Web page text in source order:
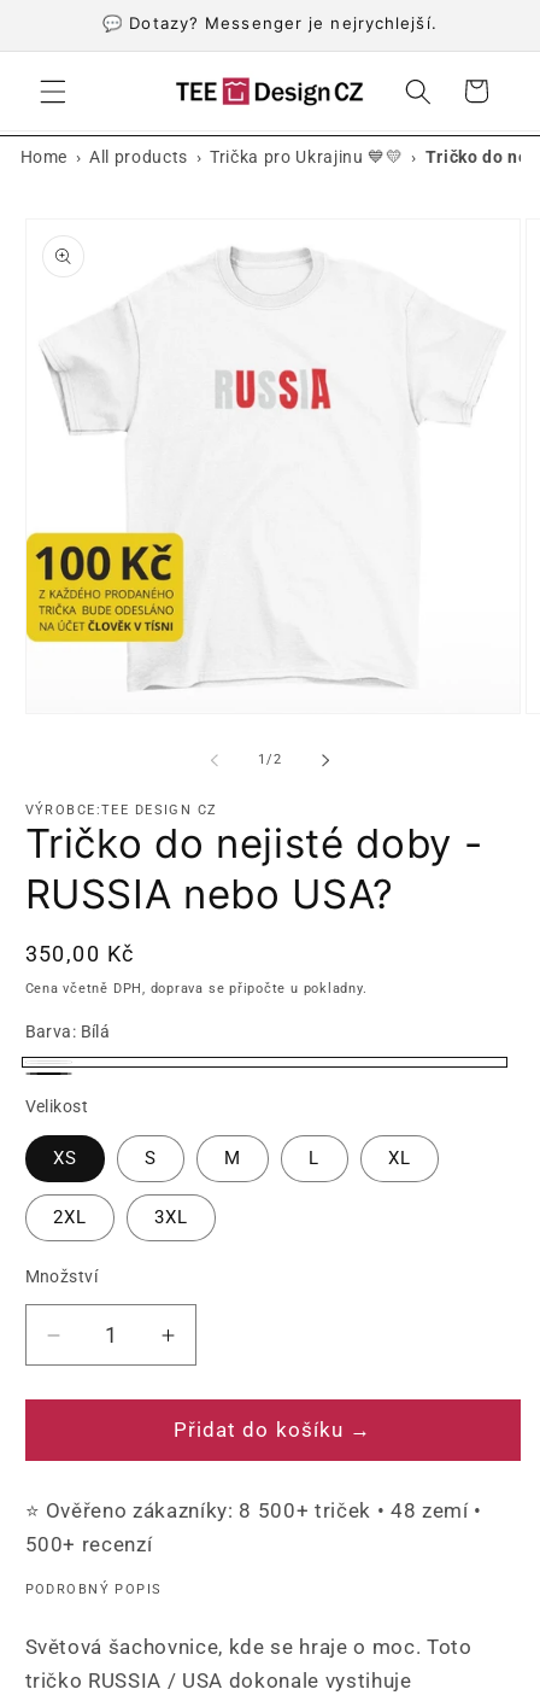
Přejít k💬 Dotazy? Messenger je nejrychlejší.
Košík
Home › All products › Trička pro Ukrajinu 💙💛 › Tričko do
informace
produktu
okně
1/z2
VÝROBCE:TEE DESIGN CZ
Tričko do nejisté doby -
RUSSIA nebo USA?
Běžná
cena
350,00 Kč
Cena včetně DPH, doprava se připočte u pokladny.
Barva: Bílá
Bílá
Velikost
XS S M L XL
2XL 3XL
Množství
Množství
Snížit
množství
produktu
do
doby
-
nebo
Zvýšit
množství
produktu
Tričko
do
doby
Přidat do košíku →
⭐ Ověřeno zákazníky: 8 500+ triček • 48 zemí •
500+ recenzí
PODROBNÝ POPIS
Světová šachovnice, kde se hraje o moc. Toto
tričko RUSSIA / USA dokonale vystihuje